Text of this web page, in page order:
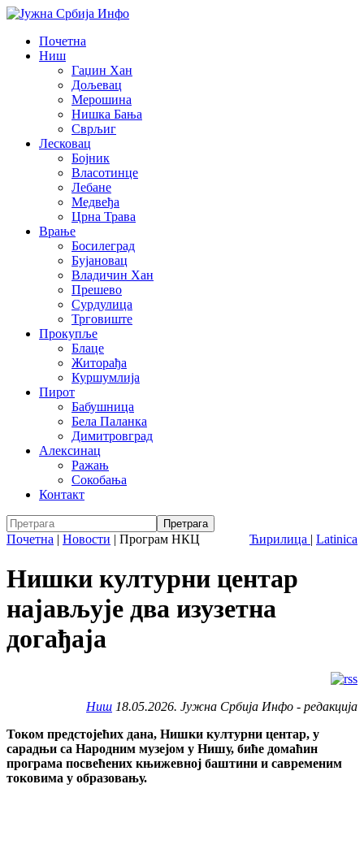
Почетна
Ниш
Гаџин Хан
Дољевац
Мерошина
Нишка Бања
Сврљиг
Лесковац
Бојник
Власотинце
Лебане
Медвеђа
Црна Трава
Врање
Босилеград
Бујановац
Владичин Хан
Прешево
Сурдулица
Трговиште
Прокупље
Блаце
Житорађа
Куршумлија
Пирот
Бабушница
Бела Паланка
Димитровград
Алексинац
Ражањ
Сокобања
Контакт
Ћирилица | Latinica
Почетна | Новости | Програм НКЦ
Нишки културни центар
најављује два изузетна
догађаја
Ниш 18.05.2026. Јужна Србија Инфо - редакција
Током предстојећих дана, Нишки културни центар, у
сарадњи са Народним музејом у Нишу, биће домаћин
програма посвећених књижевној баштини и савременим
токовима у образовању.